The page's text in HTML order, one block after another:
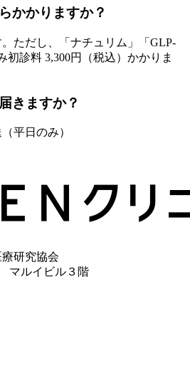
かかりますか？
ただし、「ナチュリム」「GLP-
初診料 3,300円（税込）かかりま
きますか？
平日のみ）
研究協会
マルイビル３階